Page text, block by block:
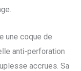
une coque de
anti-perforation
accrues. Sa